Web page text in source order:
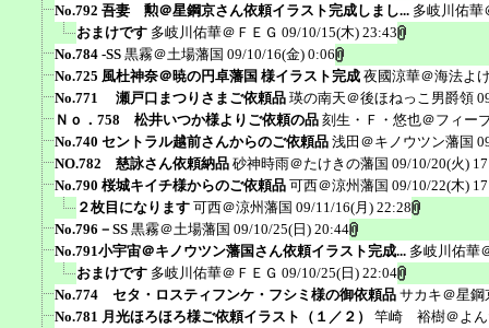
No.792 吾妻 勲＠星鋼京さん依頼イラスト完成しまし... 多岐川佑華
おまけです 多岐川佑華＠ＦＥＧ 09/10/15(木) 23:43
No.784 -SS 黒霧＠土場藩国 09/10/16(金) 0:06
No.725 風杜神奈＠暁の円卓藩国 様イラスト完成 夜國涼華＠海法よ
No.771 瀬戸口まつりさまご依頼品 瑛の南天＠後ほねっこ男爵領
Ｎｏ．758 松井いつか様よりご依頼の品 刻生・Ｆ・悠也＠フィー
No.740 セントラル越前さんからのご依頼品 浅田＠キノウツン藩国
NO.782 慈詠さん依頼納品 砂神時雨＠たけきの藩国 09/10/20(火)
No.790 桜城キイチ様からのご依頼品 可西＠涼州藩国 09/10/22(木)
２枚目になります 可西＠涼州藩国 09/11/16(月) 22:28
No.796－SS 黒霧＠土場藩国 09/10/25(日) 20:44
No.791小宇宙＠キノウツン藩国さん依頼イラスト完成... 多岐川佑華
おまけです 多岐川佑華＠ＦＥＧ 09/10/25(日) 22:04
No.774 セタ・ロスティフンケ・フシミ様の御依頼品 サカキ＠星鋼
No.781 月光ほろほろ様ご依頼イラスト（１／２）
竿崎 裕樹＠よん